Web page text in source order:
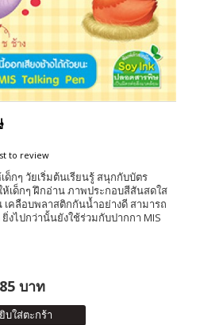
to review
กๆ วัยเริ่มต้นเรียนรู้ สนุกกับบัตร
ด็กๆ ฝึกอ่าน ภาพประกอบสีสันสดใส
คลือบพลาสติกกันน้ำอย่างดี สามารถ
งไปกว่านั้นยังใช้ร่วมกับปากกา MIS
85 บาท
บใส่ตะกร้า